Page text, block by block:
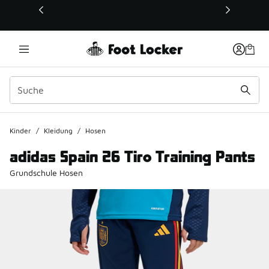
Dieser Link öffnet sich in einem neuen Fenster
Kinder / Kleidung / Hosen
adidas Spain 26 Tiro Training Pants
Grundschule Hosen